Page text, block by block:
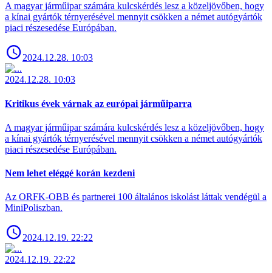
A magyar járműipar számára kulcskérdés lesz a közeljövőben, hogy
a kínai gyártók térnyerésével mennyit csökken a német autógyártók
piaci részesedése Európában.
2024.12.28. 10:03
2024.12.28. 10:03
Kritikus évek várnak az európai járműiparra
A magyar járműipar számára kulcskérdés lesz a közeljövőben, hogy
a kínai gyártók térnyerésével mennyit csökken a német autógyártók
piaci részesedése Európában.
Nem lehet eléggé korán kezdeni
Az ORFK-OBB és partnerei 100 általános iskolást láttak vendégül a
MiniPoliszban.
2024.12.19. 22:22
2024.12.19. 22:22